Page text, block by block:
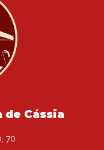
de Cássia
70